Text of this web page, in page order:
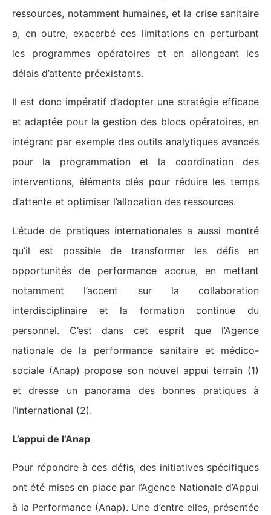
ressources, notamment humaines, et la crise sanitaire
a, en outre, exacerbé ces limitations en perturbant
les programmes opératoires et en allongeant les
délais d’attente préexistants.
Il est donc impératif d’adopter une stratégie efficace
et adaptée pour la gestion des blocs opératoires, en
intégrant par exemple des outils analytiques avancés
pour la programmation et la coordination des
interventions, éléments clés pour réduire les temps
d’attente et optimiser l’allocation des ressources.
L’étude de pratiques internationales a aussi montré
qu’il est possible de transformer les défis en
opportunités de performance accrue, en mettant
notamment l’accent sur la collaboration
interdisciplinaire et la formation continue du
personnel. C’est dans cet esprit que l’Agence
nationale de la performance sanitaire et médico-
sociale (Anap) propose son nouvel appui terrain (1)
et dresse un panorama des bonnes pratiques à
l’international (2).
L’appui de l’Anap
Pour répondre à ces défis, des initiatives spécifiques
ont été mises en place par l’Agence Nationale d’Appui
à la Performance (Anap). Une d’entre elles, présentée